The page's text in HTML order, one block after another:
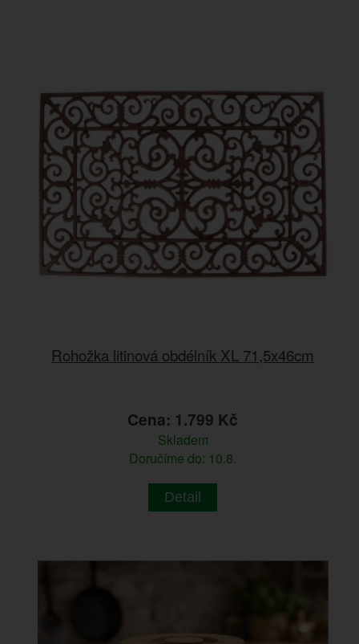
Rohožka litinová obdélník XL 71,5x46cm
Cena: 1.799 Kč
Skladem
Doručíme do: 10.8.
Detail